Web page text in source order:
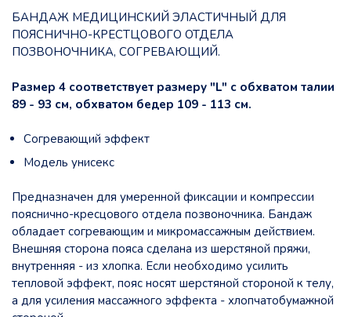
БАНДАЖ МЕДИЦИНСКИЙ ЭЛАСТИЧНЫЙ ДЛЯ
ПОЯСНИЧНО-КРЕСТЦОВОГО ОТДЕЛА
ПОЗВОНОЧНИКА, СОГРЕВАЮЩИЙ.
Размер 4 соответствует размеру "L" с обхватом талии
89 - 93 см, обхватом бедер 109 - 113 см.
Согревающий эффект
Модель унисекс
Предназначен для умеренной фиксации и компрессии
пояснично-кресцового отдела позвоночника. Бандаж
обладает согревающим и микромассажным действием.
Внешняя сторона пояса сделана из шерстяной пряжи,
внутренняя - из хлопка. Если необходимо усилить
тепловой эффект, пояс носят шерстяной стороной к телу,
а для усиления массажного эффекта - хлопчатобумажной